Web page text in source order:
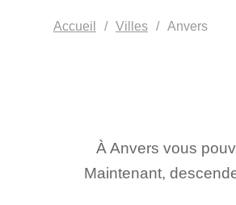
Accueil Villes Anvers
À Anvers vous
Maintenant,